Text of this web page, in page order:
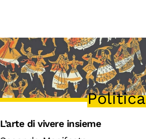
Politica
L’arte di vivere insieme